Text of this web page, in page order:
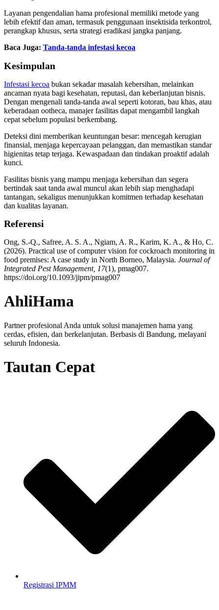
Layanan pengendalian hama profesional memiliki metode yang
lebih efektif dan aman, termasuk penggunaan insektisida terkontrol,
perangkap khusus, serta strategi eradikasi jangka panjang.
Baca Juga: Tanda-tanda infestasi kecoa
Kesimpulan
Infestasi kecoa bukan sekadar masalah kebersihan, melainkan
ancaman nyata bagi kesehatan, reputasi, dan keberlanjutan bisnis.
Dengan mengenali tanda-tanda awal seperti kotoran, bau khas, atau
keberadaan ootheca, manajer fasilitas dapat mengambil langkah
cepat sebelum populasi berkembang.
Deteksi dini memberikan keuntungan besar: mencegah kerugian
finansial, menjaga kepercayaan pelanggan, dan memastikan standar
higienitas tetap terjaga. Kewaspadaan dan tindakan proaktif adalah
kunci.
Fasilitas bisnis yang mampu menjaga kebersihan dan segera
bertindak saat tanda awal muncul akan lebih siap menghadapi
tantangan, sekaligus menunjukkan komitmen terhadap kesehatan
dan kualitas layanan.
Referensi
Ong, S.-Q., Safree, A. S. A., Ngiam, A. R., Karim, K. A., & Ho, C.
(2026). Practical use of computer vision for cockroach monitoring in
food premises: A case study in North Borneo, Malaysia. Journal of
Integrated Pest Management, 17(1), pmag007.
https://doi.org/10.1093/jipm/pmag007
AhliHama
Partner profesional Anda untuk solusi manajemen hama yang
cerdas, efisien, dan berkelanjutan. Berbasis di Bandung, melayani
seluruh Indonesia.
Tautan Cepat
Registrasi IPMM